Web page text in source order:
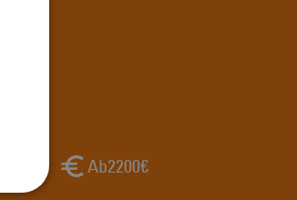
Ab2200€